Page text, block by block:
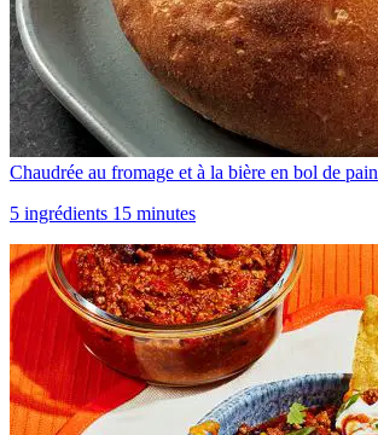
Chaudrée au fromage et à la bière en bol de pain
5 ingrédients 15 minutes